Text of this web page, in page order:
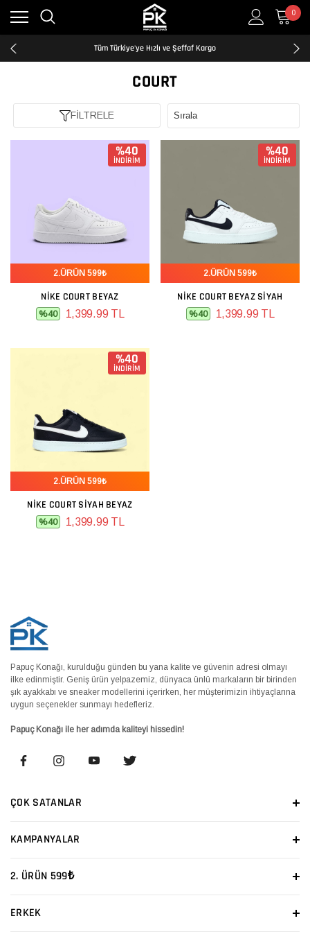
0
Kredi Kartına Taksit İmkanı
2500₺ ve Üzeri Ücretsiz Kargo
Tüm Türkiye'ye Hızlı ve Şeffaf Kargo
Kredi Kartına Taksit İmkanı
2500₺ ve Üzeri Ücretsiz Kargo
Tüm Türkiye'ye Hızlı ve Şeffaf Kargo
Kredi Kartına Taksit İmkanı
COURT
FİLTRELE
%40
İNDİRİM
2.ÜRÜN 599₺
NIKE COURT BEYAZ
%40 1,399.99 TL
%40
İNDİRİM
2.ÜRÜN 599₺
NIKE COURT BEYAZ SIYAH
%40 1,399.99 TL
%40
İNDİRİM
2.ÜRÜN 599₺
NIKE COURT SIYAH BEYAZ
%40 1,399.99 TL
Papuç Konağı, kurulduğu günden bu yana kalite ve güvenin adresi olmayı
ilke edinmiştir. Geniş ürün yelpazemiz, dünyaca ünlü markaların bir birinden
şık ayakkabı ve sneaker modellerini içerirken, her müşterimizin ihtiyaçlarına
uygun seçenekler sunmayı hedefleriz.
Papuç Konağı ile her adımda kaliteyi hissedin!
ÇOK SATANLAR
KAMPANYALAR
2. ÜRÜN 599₺
ERKEK